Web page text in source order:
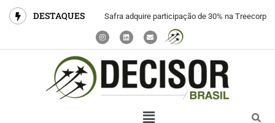
DESTAQUES Safra adquire participação de 30% na Treecorp